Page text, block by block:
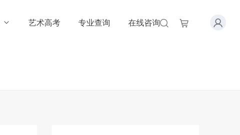
艺术高考 专业查询 在线咨询